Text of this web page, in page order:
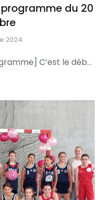
programme du 20
2024
[ L’affiche du WE et le programme] C’est le début des vacances mais il y aura quelques matchs à ne pas manquer Samedi 16h, les U13R de Fabrice jouent contre Tregueux/ Langueux pour valider un 4/4 en ce début de championnat Dimanche 15h30 à Brisset, c’est l’affiche du WE pour les PRM de Fabien qui…